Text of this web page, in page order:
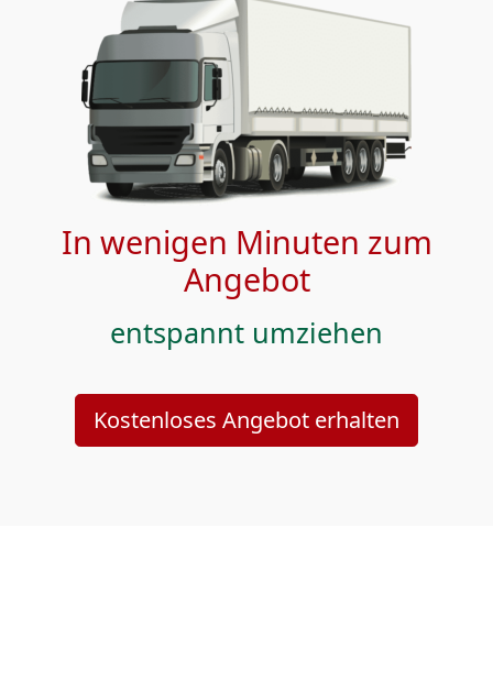
In wenigen Minuten zum
Angebot
entspannt umziehen
Kostenloses Angebot erhalten